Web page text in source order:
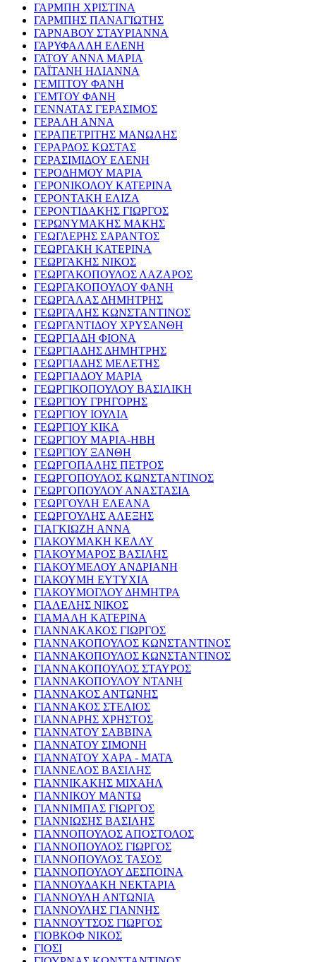
ΓΑΡΜΠΗ ΧΡΙΣΤΙΝΑ
ΓΑΡΜΠΗΣ ΠΑΝΑΓΙΩΤΗΣ
ΓΑΡΝΑΒΟΥ ΣΤΑΥΡΙΑΝΝΑ
ΓΑΡΥΦΑΛΛΗ ΕΛΕΝΗ
ΓΑΤΟΥ ΑΝΝΑ ΜΑΡΙΑ
ΓΑΪΤΑΝΗ ΗΛΙΑΝΝΑ
ΓΕΜΠΤΟΥ ΦΑΝΗ
ΓΕΜΤΟΥ ΦΑΝΗ
ΓΕΝΝΑΤΑΣ ΓΕΡΑΣΙΜΟΣ
ΓΕΡΑΛΗ ΑΝΝΑ
ΓΕΡΑΠΕΤΡΙΤΗΣ ΜΑΝΩΛΗΣ
ΓΕΡΑΡΔΟΣ ΚΩΣΤΑΣ
ΓΕΡΑΣΙΜΙΔΟΥ ΕΛΕΝΗ
ΓΕΡΟΔΗΜΟΥ ΜΑΡΙΑ
ΓΕΡΟΝΙΚΟΛΟΥ ΚΑΤΕΡΙΝΑ
ΓΕΡΟΝΤΑΚΗ ΕΛΙΖΑ
ΓΕΡΟΝΤΙΔΑΚΗΣ ΓΙΩΡΓΟΣ
ΓΕΡΩΝΥΜΑΚΗΣ ΜΑΚΗΣ
ΓΕΩΓΛΕΡΗΣ ΣΑΡΑΝΤΟΣ
ΓΕΩΡΓΑΚΗ ΚΑΤΕΡΙΝΑ
ΓΕΩΡΓΑΚΗΣ ΝΙΚΟΣ
ΓΕΩΡΓΑΚΟΠΟΥΛΟΣ ΛΑΖΑΡΟΣ
ΓΕΩΡΓΑΚΟΠΟΥΛΟΥ ΦΑΝΗ
ΓΕΩΡΓΑΛΑΣ ΔΗΜΗΤΡΗΣ
ΓΕΩΡΓΑΛΗΣ ΚΩΝΣΤΑΝΤΙΝΟΣ
ΓΕΩΡΓΑΝΤΙΔΟΥ ΧΡΥΣΑΝΘΗ
ΓΕΩΡΓΙΑΔΗ ΦΙΟΝΑ
ΓΕΩΡΓΙΑΔΗΣ ΔΗΜΗΤΡΗΣ
ΓΕΩΡΓΙΑΔΗΣ ΜΕΛΕΤΗΣ
ΓΕΩΡΓΙΑΔΟΥ ΜΑΡΙΑ
ΓΕΩΡΓΙΚΟΠΟΥΛΟΥ ΒΑΣΙΛΙΚΗ
ΓΕΩΡΓΙΟΥ ΓΡΗΓΟΡΗΣ
ΓΕΩΡΓΙΟΥ ΙΟΥΛΙΑ
ΓΕΩΡΓΙΟΥ ΚΙΚΑ
ΓΕΩΡΓΙΟΥ ΜΑΡΙΑ-ΗΒΗ
ΓΕΩΡΓΙΟΥ ΞΑΝΘΗ
ΓΕΩΡΓΟΠΑΛΗΣ ΠΕΤΡΟΣ
ΓΕΩΡΓΟΠΟΥΛΟΣ ΚΩΝΣΤΑΝΤΙΝΟΣ
ΓΕΩΡΓΟΠΟΥΛΟΥ ΑΝΑΣΤΑΣΙΑ
ΓΕΩΡΓΟΥΛΗ ΕΛΕΑΝΑ
ΓΕΩΡΓΟΥΛΗΣ ΑΛΕΞΗΣ
ΓΙΑΓΚΙΩΖΗ ΑΝΝΑ
ΓΙΑΚΟΥΜΑΚΗ ΚΕΛΛΥ
ΓΙΑΚΟΥΜΑΡΟΣ ΒΑΣΙΛΗΣ
ΓΙΑΚΟΥΜΕΛΟΥ ΑΝΔΡΙΑΝΗ
ΓΙΑΚΟΥΜΗ ΕΥΤΥΧΙΑ
ΓΙΑΚΟΥΜΟΓΛΟΥ ΔΗΜΗΤΡΑ
ΓΙΑΛΕΛΗΣ ΝΙΚΟΣ
ΓΙΑΜΑΛΗ ΚΑΤΕΡΙΝΑ
ΓΙΑΝΝΑΚΑΚΟΣ ΓΙΩΡΓΟΣ
ΓΙΑΝΝΑΚΟΠΟΥΛΟΣ ΚΩΝΣΤΑΝΤΙΝΟΣ
ΓΙΑΝΝΑΚΟΠΟΥΛΟΣ ΚΩΝΣΤΑΝΤΙΝΟΣ
ΓΙΑΝΝΑΚΟΠΟΥΛΟΣ ΣΤΑΥΡΟΣ
ΓΙΑΝΝΑΚΟΠΟΥΛΟΥ ΝΤΑΝΗ
ΓΙΑΝΝΑΚΟΣ ΑΝΤΩΝΗΣ
ΓΙΑΝΝΑΚΟΣ ΣΤΕΛΙΟΣ
ΓΙΑΝΝΑΡΗΣ ΧΡΗΣΤΟΣ
ΓΙΑΝΝΑΤΟΥ ΣΑΒΒΙΝΑ
ΓΙΑΝΝΑΤΟΥ ΣΙΜΟΝΗ
ΓΙΑΝΝΑΤΟΥ ΧΑΡΑ - ΜΑΤΑ
ΓΙΑΝΝΕΛΟΣ ΒΑΣΙΛΗΣ
ΓΙΑΝΝΙΚΑΚΗΣ ΜΙΧΑΗΛ
ΓΙΑΝΝΙΚΟΥ ΜΑΝΤΩ
ΓΙΑΝΝΙΜΠΑΣ ΓΙΩΡΓΟΣ
ΓΙΑΝΝΙΩΣΗΣ ΒΑΣΙΛΗΣ
ΓΙΑΝΝΟΠΟΥΛΟΣ ΑΠΟΣΤΟΛΟΣ
ΓΙΑΝΝΟΠΟΥΛΟΣ ΓΙΩΡΓΟΣ
ΓΙΑΝΝΟΠΟΥΛΟΣ ΤΑΣΟΣ
ΓΙΑΝΝΟΠΟΥΛΟΥ ΔΕΣΠΟΙΝΑ
ΓΙΑΝΝΟΥΔΑΚΗ ΝΕΚΤΑΡΙΑ
ΓΙΑΝΝΟΥΛΗ ΑΝΤΩΝΙΑ
ΓΙΑΝΝΟΥΛΗΣ ΓΙΑΝΝΗΣ
ΓΙΑΝΝΟΥΤΣΟΣ ΓΙΩΡΓΟΣ
ΓΙΟΒΚΟΦ ΝΙΚΟΣ
ΓΙΟΣΙ